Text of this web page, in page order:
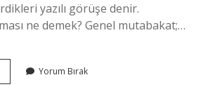
yazılı görüşe denir.
ne demek? Genel mutabakat;…
Muktezayı Yorum Bırak